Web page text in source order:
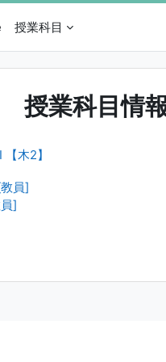
授業科目
授業科目情
木2】
員]
]